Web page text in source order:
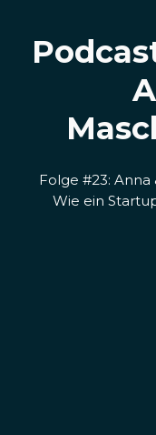
Folge #23:
Wie ein